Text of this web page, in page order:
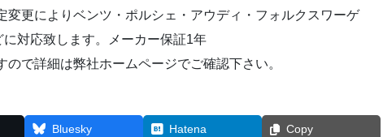
W222
2013(H25)/10
～
変更によりベンツ・ポルシェ・アウディ・フォルクスワーゲ
対応致します。メーカー保証1年
で詳細は弊社ホームページでご確認下さい。
Bluesky Hatena Copy